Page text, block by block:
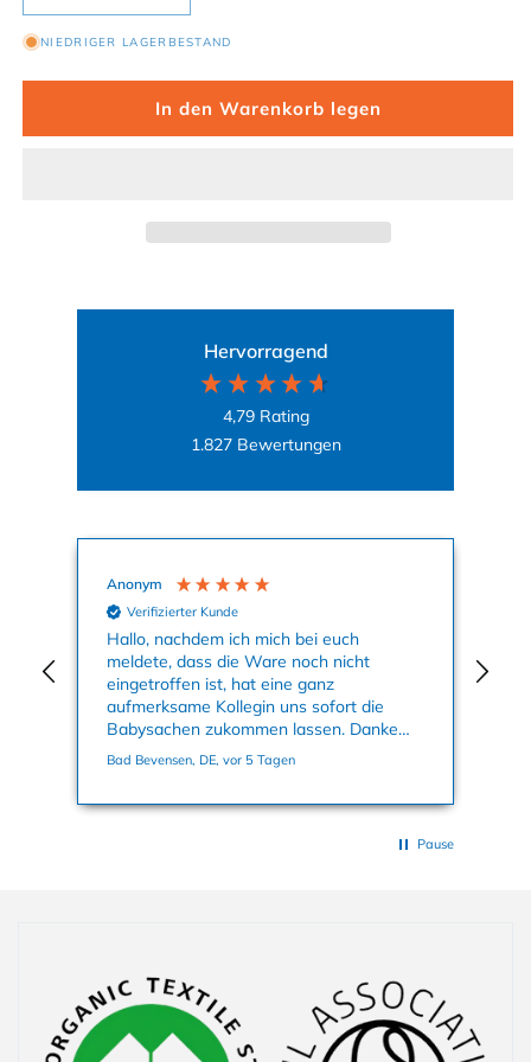
NIEDRIGER LAGERBESTAND
In den Warenkorb legen
Hervorragend
4,79 Rating
1.827 Bewertungen
Anonym
Verifizierter Kunde
Hallo, nachdem ich mich bei euch
meldete, dass die Ware noch nicht
eingetroffen ist, hat eine ganz
aufmerksame Kollegin uns sofort die
Babysachen zukommen lassen. Danke
nochmals dafür. Viele Grüße, Bettina
Bad Bevensen, DE, vor 5 Tagen
Pause